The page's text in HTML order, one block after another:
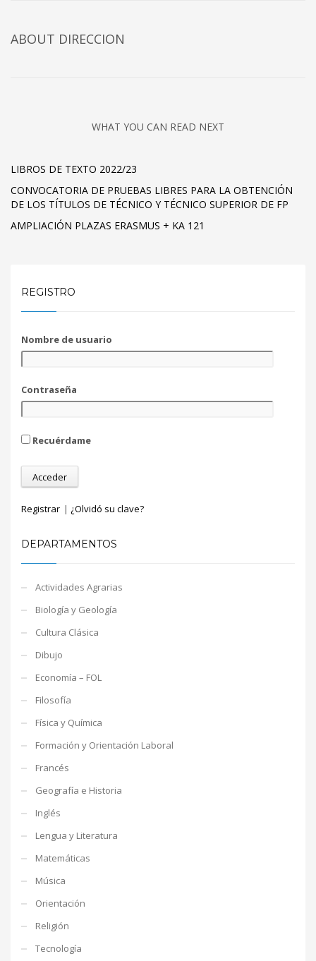
ABOUT DIRECCION
WHAT YOU CAN READ NEXT
LIBROS DE TEXTO 2022/23
CONVOCATORIA DE PRUEBAS LIBRES PARA LA OBTENCIÓN
DE LOS TÍTULOS DE TÉCNICO Y TÉCNICO SUPERIOR DE FP
AMPLIACIÓN PLAZAS ERASMUS + KA 121
REGISTRO
Nombre de usuario
Contraseña
Recuérdame
Registrar | ¿Olvidó su clave?
DEPARTAMENTOS
Actividades Agrarias
Biología y Geología
Cultura Clásica
Dibujo
Economía – FOL
Filosofía
Física y Química
Formación y Orientación Laboral
Francés
Geografía e Historia
Inglés
Lengua y Literatura
Matemáticas
Música
Orientación
Religión
Tecnología